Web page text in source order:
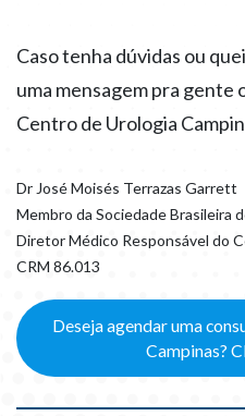
Caso tenha dúvidas ou
uma mensagem pra gente
Centro de Urologia
Dr José Moisés Terrazas Garrett
Membro da Sociedade Brasileira
Diretor Médico Responsável do
CRM 86.013
Deseja agendar uma
Campinas?